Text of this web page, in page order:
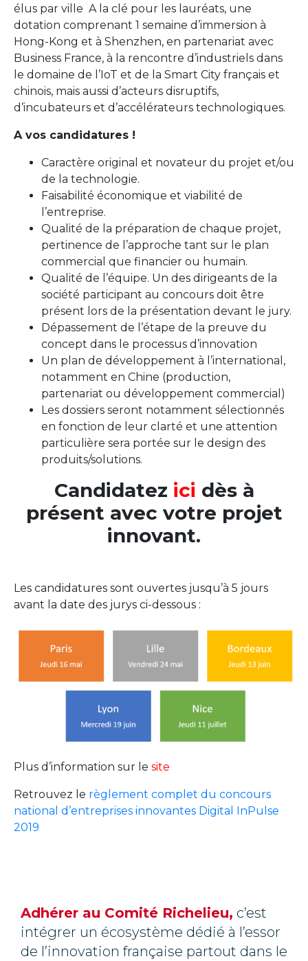
élus par ville A la clé pour les lauréats, une
dotation comprenant 1 semaine d’immersion à
Hong-Kong et à Shenzhen, en partenariat avec
Business France, à la rencontre d’industriels dans
le domaine de l’IoT et de la Smart City français et
chinois, mais aussi d’acteurs disruptifs,
d’incubateurs et d’accélérateurs technologiques.
A vos candidatures !
Caractère original et novateur du projet et/ou
de la technologie.
Faisabilité économique et viabilité de
l’entreprise.
Qualité de la préparation de chaque projet,
pertinence de l’approche tant sur le plan
commercial que financier ou humain.
Qualité de l’équipe. Un des dirigeants de la
société participant au concours doit être
présent lors de la présentation devant le jury.
Dépassement de l’étape de la preuve du
concept dans le processus d’innovation
Un plan de développement à l’international,
notamment en Chine (production,
partenariat ou développement commercial)
Les dossiers seront notamment sélectionnés
en fonction de leur clarté et une attention
particulière sera portée sur le design des
produits/solutions.
Candidatez ici dès à
présent avec votre projet
innovant.
Les candidatures sont ouvertes jusqu’à 5 jours
avant la date des jurys ci-dessous :
Plus d’information sur le site
Retrouvez le règlement complet du concours
national d’entreprises innovantes Digital InPulse
2019
Adhérer au Comité Richelieu, c’est
intégrer un écosystème dédié à l’essor
de l’innovation française partout dans le